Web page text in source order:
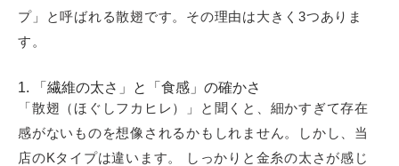
プ」と呼ばれる散翅です。その理由は大きく3つありま
す。
1. 「繊維の太さ」と「食感」の確かさ
「散翅（ほぐしフカヒレ）」と聞くと、細かすぎて存在
感がないものを想像されるかもしれません。しかし、当
店のKタイプは違います。 しっかりと金糸の太さが感じ